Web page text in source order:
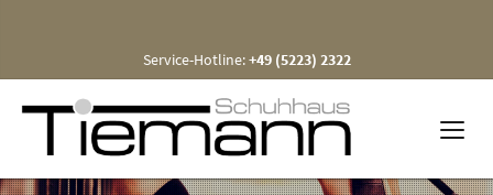
Service-Hotline:+49 (5223) 2322